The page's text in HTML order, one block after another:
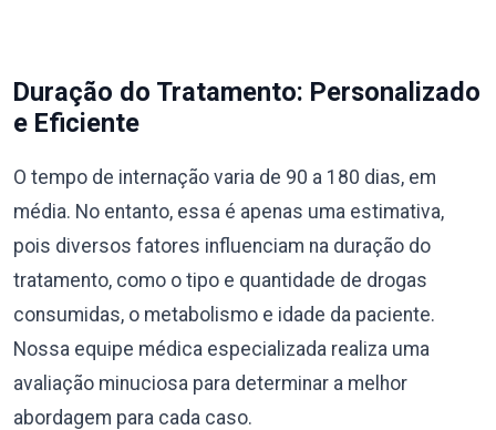
Duração do Tratamento: Personalizado
e Eficiente
O tempo de internação varia de 90 a 180 dias, em
média. No entanto, essa é apenas uma estimativa,
pois diversos fatores influenciam na duração do
tratamento, como o tipo e quantidade de drogas
consumidas, o metabolismo e idade da paciente.
Nossa equipe médica especializada realiza uma
avaliação minuciosa para determinar a melhor
abordagem para cada caso.